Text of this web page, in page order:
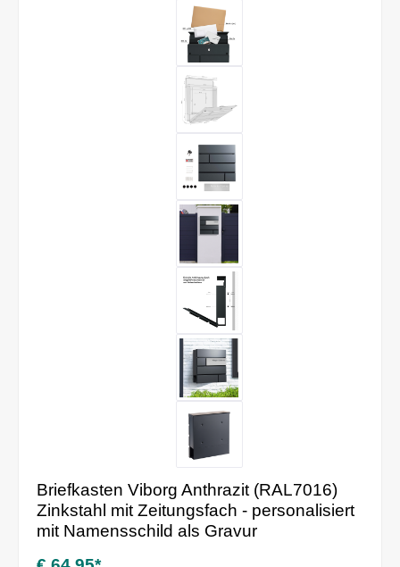
Briefkasten Viborg Anthrazit (RAL7016)
Zinkstahl mit Zeitungsfach - personalisiert
mit Namensschild als Gravur